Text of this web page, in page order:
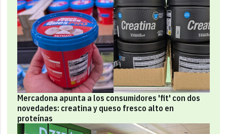
Mercadona apunta a los consumidores 'fit' con dos
novedades: creatina y queso fresco alto en
proteínas